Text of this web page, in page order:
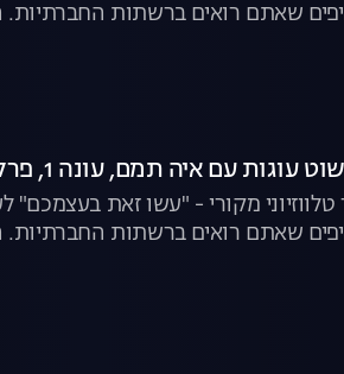
שאתם רואים ברשתות
עם איה תמם, עונה 1, פרק 3: ורוד
מקורי - "עשו זאת
שאתם רואים ברשתות החברתיות.